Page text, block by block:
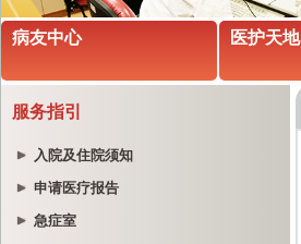
病友中心 医护天地
服务指引
入院及住院须知
申请医疗报告
急症室